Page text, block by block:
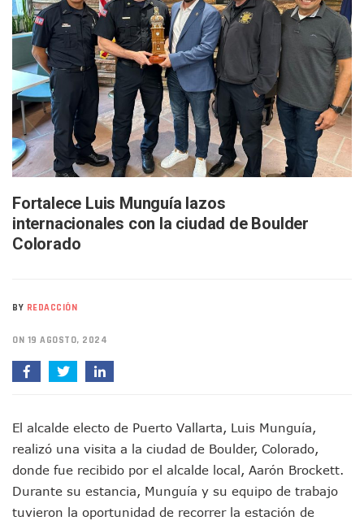
Bruno Blancas Lleva El Mensaje De La Cuarta
Liberan 180 Crías De Iguana Verde En El Estero El Salado
Puerto Vallarta Participa En Los PriceAgencies Awards
Ofrecerán Asesoría Jurídica Gratuita En Puerto Vallarta
Juan Solís E Iris Torres Buscan Integrar La Planilla Del PAN
Realizan Operativo Preventivo En Seis Colonias Del
Arquitecto Luis Munguía Reconoce La Labor Del Personal
Semana Lluviosa Para Puerto Vallarta Con Tormentas Y
Voces Del Orgullo Distingue A Referentes De La
Partido Verde Conforma Su 12.º “Ejército Del Verde” En
Nuevo Transporte Eléctrico En Puerto Vallarta: Rutas,
En Vallarta, Todos Los Camiones Deben De Tener Aire
Citan A Siete Integrantes De La Semar Por Investigación
Accidente En Un RZR, Principal Hipótesis Por La Muerte
Este Viernes, Lemus Inaugurará El Sistema De
Nidos De Lluvia Busca Beneficiar A 100 Familias De
Morena Cierra Filas Por La Defensa Del Agua De Calidad
Fortalece Luis Munguía lazos
internacionales con la ciudad de Boulder
Colorado
BY REDACCIÓN
ON 19 AGOSTO, 2024
El alcalde electo de Puerto Vallarta, Luis Munguía,
realizó una visita a la ciudad de Boulder, Colorado,
donde fue recibido por el alcalde local, Aarón Brockett.
Durante su estancia, Munguía y su equipo de trabajo
tuvieron la oportunidad de recorrer la estación de